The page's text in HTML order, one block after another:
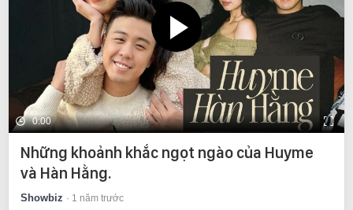
0:00
Những khoảnh khắc ngọt ngào của Huyme
và Hàn Hằng.
Showbiz 1 năm trước